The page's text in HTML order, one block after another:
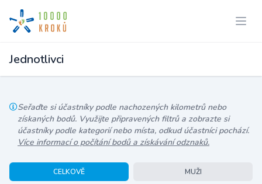
Jednotlivci
Seřaďte si účastníky podle nachozených kilometrů nebo
získaných bodů. Využijte připravených filtrů a zobrazte si
účastníky podle kategorií nebo místa, odkud účastníci pochází.
Více informací o počítání bodů a získávání odznaků.
CELKOVĚ MUŽI